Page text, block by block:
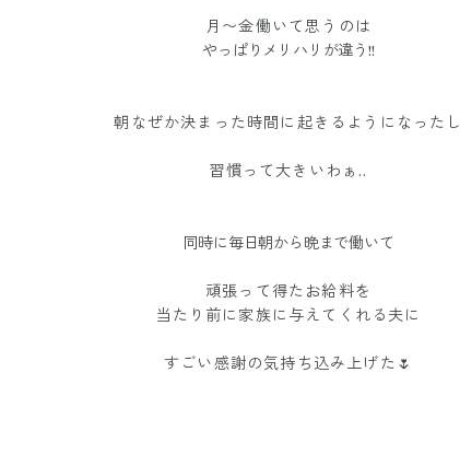
月〜金働いて思うのは
やっぱりメリハリが違う!!
朝なぜか決まった時間に起きるようになったし
習慣って大きいわぁ..
同時に毎日朝から晩まで働いて
頑張って得たお給料を
当たり前に家族に与えてくれる夫に
すごい感謝の気持ち込み上げた🌷